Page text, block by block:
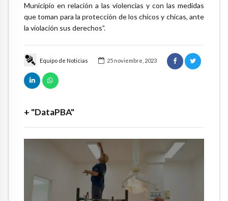
Equipo de Noticias 25 noviembre, 2023
+ "DataPBA"
Municipio en relación a las violencias y con las medidas
que toman para la protección de los chicos y chicas, ante
la violación sus derechos”.